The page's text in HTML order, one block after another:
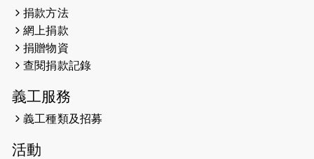
2024-12-31
2024-12-10
捐款方法
網上捐款
捐贈物資
查閱捐款記錄
義工服務
義工種類及招募
活動